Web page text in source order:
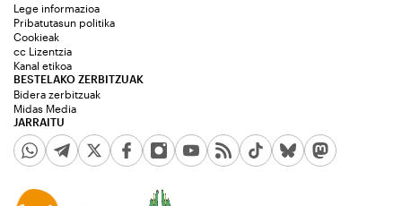
JARRAITU
Lege informazioa
Pribatutasun politika
Cookieak
cc Lizentzia
Kanal etikoa
BESTELAKO ZERBITZUAK
Bidera zerbitzuak
Midas Media